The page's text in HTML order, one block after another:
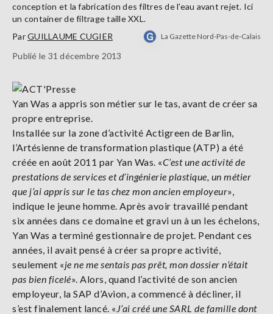
conception et la fabrication des filtres de l'eau avant rejet. Ici
un container de filtrage taille XXL.
ParGUILLAUME CUGIER La Gazette Nord-Pas-de-Calais
Publié le 31 décembre 2013
Yan Was a appris son métier sur le tas, avant de créer sa
propre entreprise.
Installée sur la zone d’activité Actigreen de Barlin,
l’Artésienne de transformation plastique (ATP) a été
créée en août 2011 par Yan Was. «C’est une activité de
prestations de services et d’ingénierie plastique, un métier
que j’ai appris sur le tas chez mon ancien employeur»,
indique le jeune homme. Après avoir travaillé pendant
six années dans ce domaine et gravi un à un les échelons,
Yan Was a terminé gestionnaire de projet. Pendant ces
années, il avait pensé à créer sa propre activité,
seulement «je ne me sentais pas prêt, mon dossier n’était
pas bien ficelé». Alors, quand l’activité de son ancien
employeur, la SAP d’Avion, a commencé à décliner, il
s’est finalement lancé. « J’ai créé une SARL de famille dont